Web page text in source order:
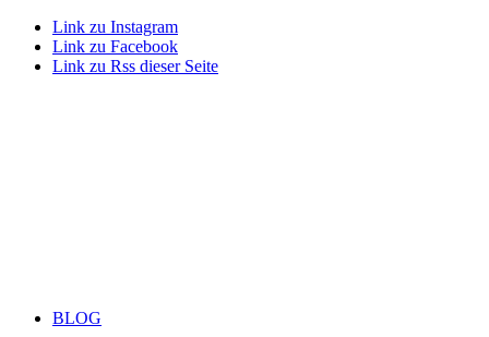
Link zu Instagram
Link zu Facebook
Link zu Rss dieser Seite
BLOG